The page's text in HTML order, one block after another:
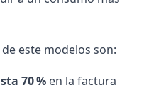
este modelos son:
70 % en la factura